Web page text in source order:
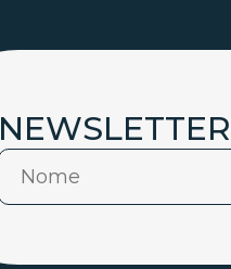
NEWSLETTER